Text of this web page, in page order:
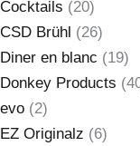
Cocktails (20)
CSD Brühl (26)
Diner en blanc (19)
Donkey Products
evo (2)
EZ Originalz (6)